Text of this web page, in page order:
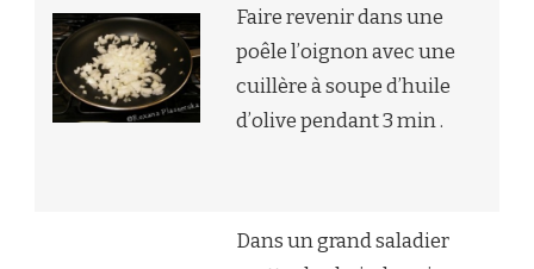
Faire revenir dans une
poêle l’oignon avec une
cuillère à soupe d’huile
d’olive pendant 3 min .
Dans un grand saladier